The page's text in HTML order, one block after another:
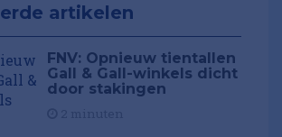
artikelen
FNV: Opnieuw tientallen
Gall & Gall-winkels dicht
door stakingen